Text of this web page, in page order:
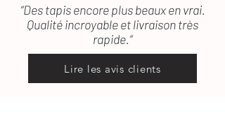
“Des tapis encore plus beaux en vrai.
Qualité incroyable et livraison très
rapide.”
Lire les avis clients